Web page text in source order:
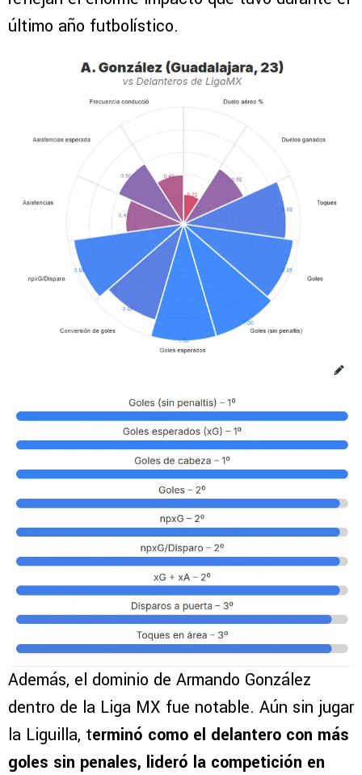
último año futbolístico.
Además, el dominio de Armando González
dentro de la Liga MX fue notable. Aún sin jugar
la Liguilla, terminó como el delantero con más
goles sin penales, lideró la competición en